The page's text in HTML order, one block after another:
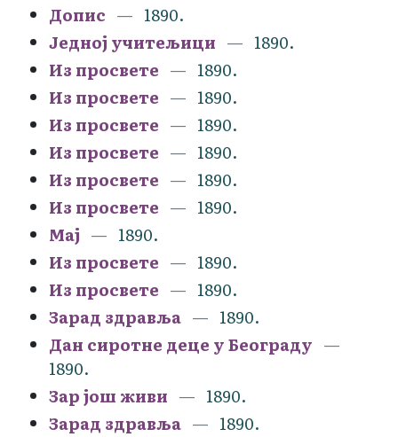
Допис
1890.
Једној учитељици
1890.
Из просвете
1890.
Из просвете
1890.
Из просвете
1890.
Из просвете
1890.
Из просвете
1890.
Из просвете
1890.
Мај
1890.
Из просвете
1890.
Из просвете
1890.
Зарад здравља
1890.
Дан сиротне деце у Београду
1890.
Зар још живи
1890.
Зарад здравља
1890.